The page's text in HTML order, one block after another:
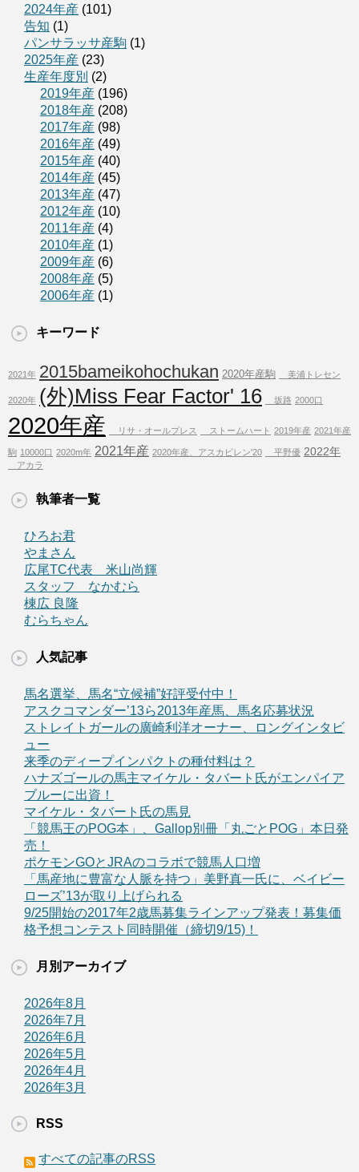
2024年産 (101)
告知 (1)
パンサラッサ産駒 (1)
2025年産 (23)
生産年度別 (2)
2019年産 (196)
2018年産 (208)
2017年産 (98)
2016年産 (49)
2015年産 (40)
2014年産 (45)
2013年産 (47)
2012年産 (10)
2011年産 (4)
2010年産 (1)
2009年産 (6)
2008年産 (5)
2006年産 (1)
キーワード
2021年 2015bameikohochukan 2020年産駒 美浦トレセン
2020年 (外)Miss Fear Factor' 16 坂路 2000口
2020年産 リサ・オールプレス ストームハート 2019年産 2021年産
駒 10000口 2020m年 2021年産 2020年産、アスカビレン'20 平野優 2022年
アカラ
執筆者一覧
ひろお君
やまさん
広尾TC代表 米山尚輝
スタッフ なかむら
棟広 良隆
むらちゃん
人気記事
馬名選挙、馬名“立候補”好評受付中！
アスクコマンダー’13ら2013年産馬、馬名応募状況
ストレイトガールの廣崎利洋オーナー、ロングインタビ
ュー
来季のディープインパクトの種付料は？
ハナズゴールの馬主マイケル・タバート氏がエンパイア
ブルーに出資！
マイケル・タバート氏の馬見
「競馬王のPOG本」、Gallop別冊「丸ごとPOG」本日発
売！
ポケモンGOとJRAのコラボで競馬人口増
「馬産地に豊富な人脈を持つ」美野真一氏に、ベイビー
ローズ’13が取り上げられる
9/25開始の2017年2歳馬募集ラインアップ発表！募集価
格予想コンテスト同時開催（締切9/15)！
月別アーカイブ
2026年8月
2026年7月
2026年6月
2026年5月
2026年4月
2026年3月
RSS
すべての記事のRSS